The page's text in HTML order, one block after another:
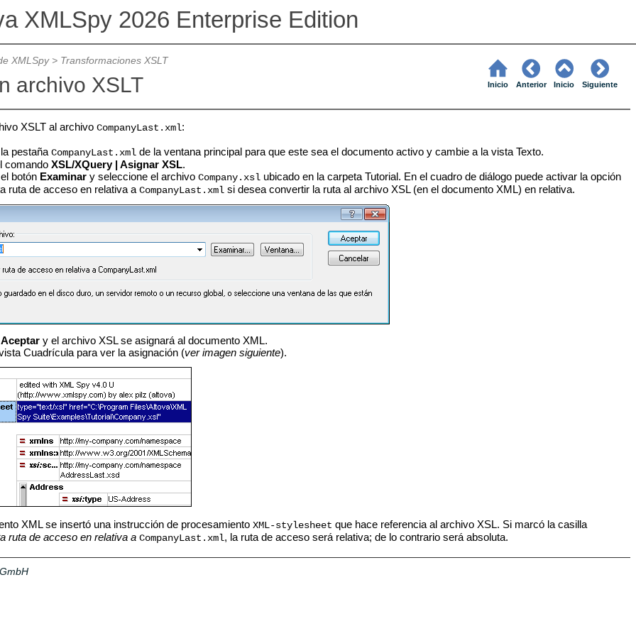
XMLSpy 2026 Enterprise Edition
XMLSpy> Transformaciones XSLT
archivo XSLT Inicio Anterior Inicio Siguiente
XSLT al archivo CompanyLast.xml:
pestaña CompanyLast.xml de la ventana principal para que este sea el documento activo y cambie a la vista Texto.
comando XSL/XQuery | Asignar XSL.
botón Examinary seleccione el archivo Company.xsl ubicado en la carpeta Tutorial. En el cuadro de diálogo puede activar la opción
ruta de acceso en relativa a CompanyLast.xml si desea convertir la ruta al archivo XSL (en el documento XML) en relativa.
Aceptary el archivo XSL se asignará al documento XML.
Cuadrícula para ver la asignación (ver imagen siguiente).
XML se insertó una instrucción de procesamiento XML-stylesheet que hace referencia al archivo XSL. Si marcó la casilla
ruta de acceso en relativa a CompanyLast.xml, la ruta de acceso será relativa; de lo contrario será absoluta.